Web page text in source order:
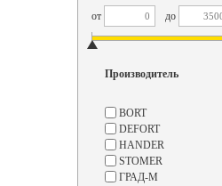
от до
Производитель
BORT
DEFORT
HANDER
STOMER
ГРАД-М